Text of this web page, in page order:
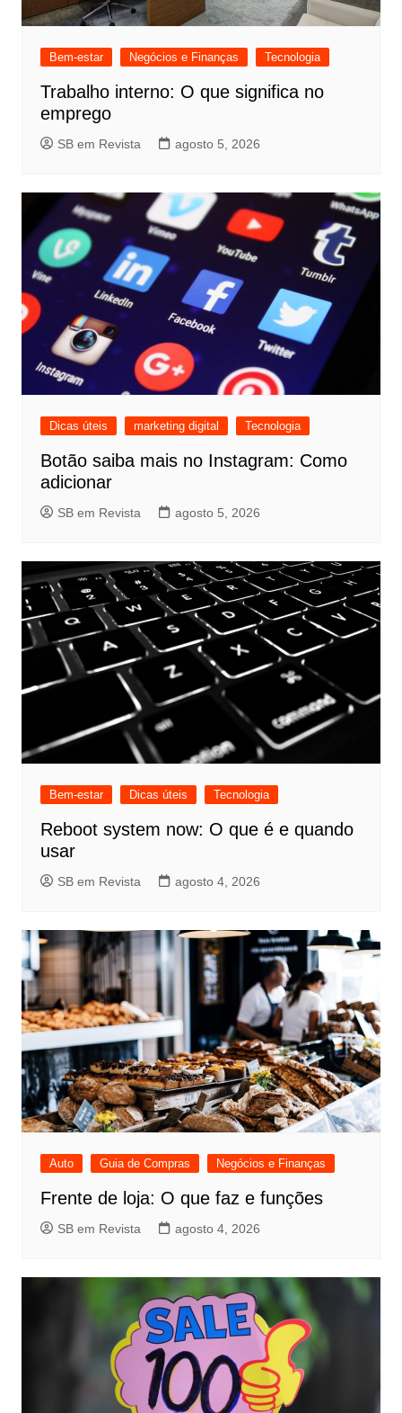
Bem-estar Negócios e Finanças Tecnologia
Trabalho interno: O que significa no
emprego
SB em Revista agosto 5, 2026
Dicas úteis marketing digital Tecnologia
Botão saiba mais no Instagram: Como
adicionar
SB em Revista agosto 5, 2026
Bem-estar Dicas úteis Tecnologia
Reboot system now: O que é e quando
usar
SB em Revista agosto 4, 2026
Auto Guia de Compras Negócios e Finanças
Frente de loja: O que faz e funções
SB em Revista agosto 4, 2026